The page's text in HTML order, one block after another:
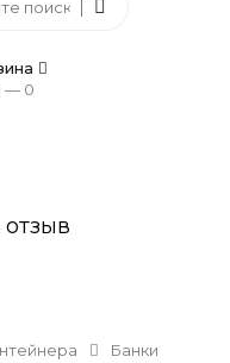
— 0
Банки